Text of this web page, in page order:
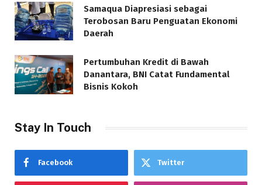
Samaqua Diapresiasi sebagai
Terobosan Baru Penguatan Ekonomi
Daerah
Pertumbuhan Kredit di Bawah
Danantara, BNI Catat Fundamental
Bisnis Kokoh
Stay In Touch
Facebook Twitter